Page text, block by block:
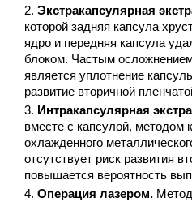
Экстракапсулярная
которой задняя капсула
ядро и передняя капсула
блоком. Частым
является уплотнение
развитие вторичной
Интракапсулярная
вместе с капсулой, методом
охлажденного
отсутствует риск развития
повышается вероятность
Операция лазером.